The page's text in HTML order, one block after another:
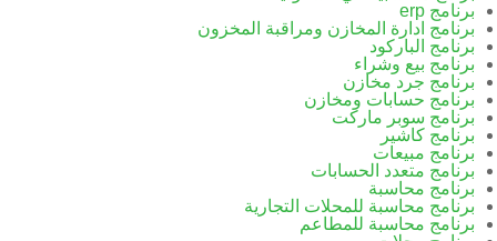
برنامج erp
برنامج ادارة المخازن ومراقبة المخزون
برنامج الباركود
برنامج بيع وشراء
برنامج جرد مخازن
برنامج حسابات ومخازن
برنامج سوبر ماركت
برنامج كاشير
برنامج مبيعات
برنامج متعدد الحسابات
برنامج محاسبة
برنامج محاسبة للمحلات التجارية
برنامج محاسبة للمطاعم